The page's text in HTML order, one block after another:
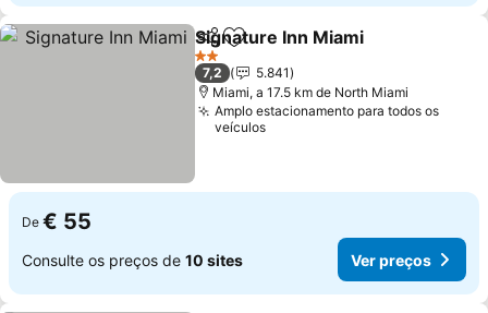
PartilharAdicionar aos favoritos
Signature Inn Miami
2 Estrelas
7,2
5.841
Miami, a 17.5 km de North Miami
Amplo estacionamento para todos os
veículos
De € 55
Consulte os preços de 10 sites Ver preços